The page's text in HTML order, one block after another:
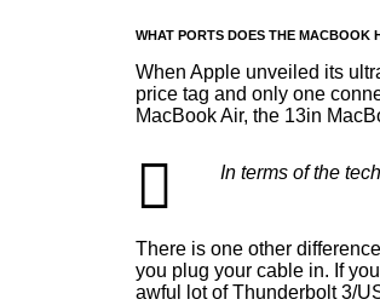
WHAT PORTS DOES THE MACBOOK
When Apple unveiled its
price tag and only one
MacBook Air, the 13in
In terms of the
There is one other
you plug your cable in. If
awful lot of Thunderbolt 3/